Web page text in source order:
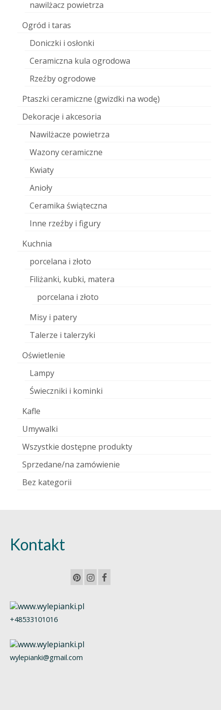
nawilżacz powietrza
Ogród i taras
Doniczki i osłonki
Ceramiczna kula ogrodowa
Rzeźby ogrodowe
Ptaszki ceramiczne (gwizdki na wodę)
Dekoracje i akcesoria
Nawilżacze powietrza
Wazony ceramiczne
Kwiaty
Anioły
Ceramika świąteczna
Inne rzeźby i figury
Kuchnia
porcelana i złoto
Filiżanki, kubki, matera
porcelana i złoto
Misy i patery
Talerze i talerzyki
Oświetlenie
Lampy
Świeczniki i kominki
Kafle
Umywalki
Wszystkie dostępne produkty
Sprzedane/na zamówienie
Bez kategorii
Kontakt
+48533101016
wylepianki@gmail.com